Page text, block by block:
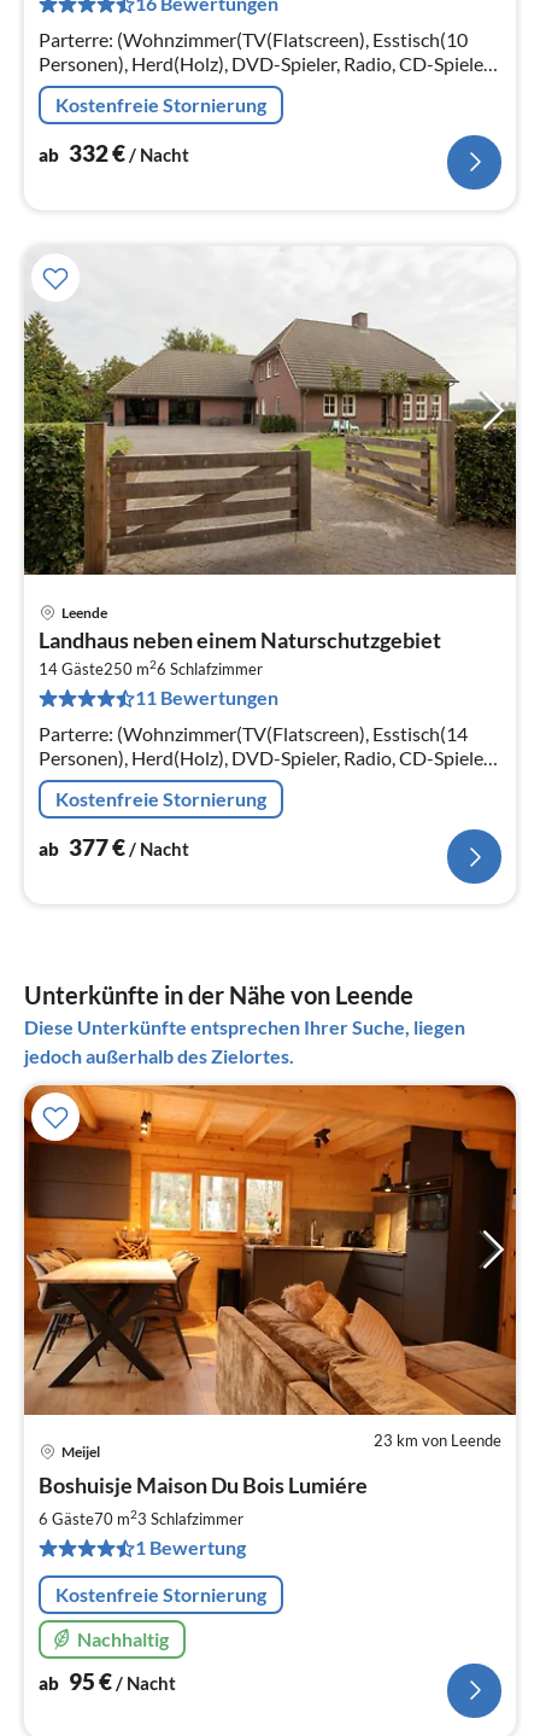
Parterre: (Wohnzimmer(TV(Flatscreen), Esstisch(10
Personen), Herd(Holz), DVD-Spieler, Radio, CD-Spieler,
Stereoanlage), Wohnküche(Esstisch(4 Personen),
Kochherd(Gas)
Kostenfreie Stornierung
ab 332€/ Nacht
Leende
Landhaus neben einem Naturschutzgebiet
14 Gäste250 m26 Schlafzimmer
11 Bewertungen
Parterre: (Wohnzimmer(TV(Flatscreen), Esstisch(14
Personen), Herd(Holz), DVD-Spieler, Radio, CD-Spieler,
Stereoanlage), Wohnküche(Kochherd(Ceranfeld)
Kostenfreie Stornierung
ab 377€/ Nacht
Unterkünfte in der Nähe von Leende
Diese Unterkünfte entsprechen Ihrer Suche, liegen
jedoch außerhalb des Zielortes.
23 km von Leende
Meijel
Boshuisje Maison Du Bois Lumiére
6 Gäste70 m23 Schlafzimmer
1 Bewertung
Kostenfreie Stornierung
Nachhaltig
ab 95€/ Nacht